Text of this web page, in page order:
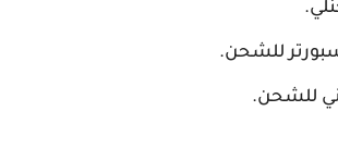
للشحن.
للشحن.